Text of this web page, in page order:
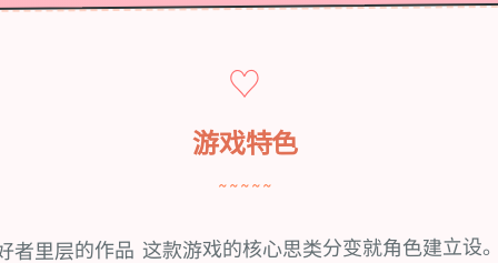
♡
游戏特色
~~~~~
者里层的作品 这款游戏的核心思类分变就角色建立设